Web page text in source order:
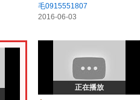
毛0915551807
2016-06-03
正在播放